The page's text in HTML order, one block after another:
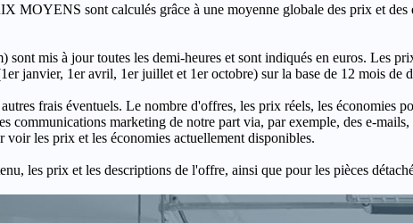
sont calculés grâce à une moyenne globale des prix et des
mis à jour toutes les demi-heures et sont indiqués en euros. Les
janvier, 1er avril, 1er juillet et 1er octobre) sur la base de 12 mois de
frais éventuels. Le nombre d'offres, les prix réels, les économies
communications marketing de notre part via, par exemple, des e-
les prix et les économies actuellement disponibles.
les prix et les descriptions de l'offre, ainsi que pour les pièces